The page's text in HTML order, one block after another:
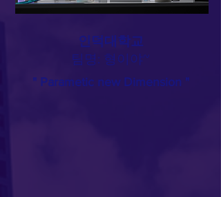
인덕대학교
​팀명: 형이야~
" Parametic new Dimension "